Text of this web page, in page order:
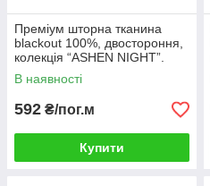
Преміум шторна тканина
blackout 100%, двостороння,
колекція “ASHEN NIGHT”.
Колір коричневий. Код 1854ш
В наявності
592 ₴/пог.м
Купити